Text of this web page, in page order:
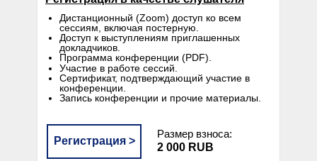
Участие в работе сессий.
Сертификат, подтверждающий участие в
конференции.
Запись конференции и прочие материалы.
Дистанционный (Zoom) доступ ко всем
сессиям, включая постерную.
Доступ к выступлениям приглашенных
докладчиков.
Программа конференции (PDF).
2 000 RUB
Регистрация >
Размер взноса: